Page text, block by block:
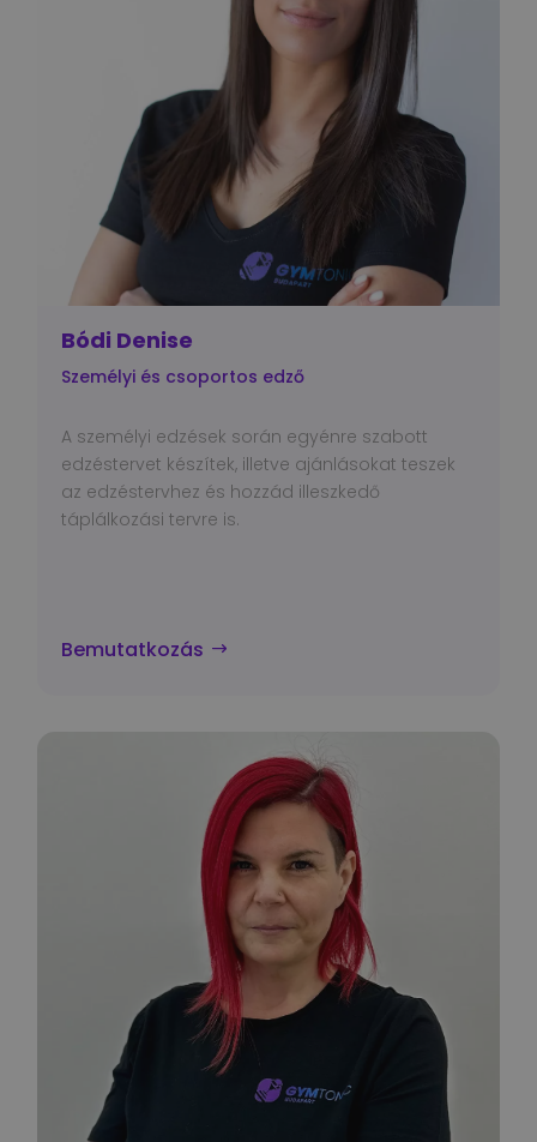
Bódi Denise
Személyi és csoportos edző
A személyi edzések során egyénre szabott
edzéstervet készítek, illetve ajánlásokat teszek
az edzéstervhez és hozzád illeszkedő
táplálkozási tervre is.
Bemutatkozás